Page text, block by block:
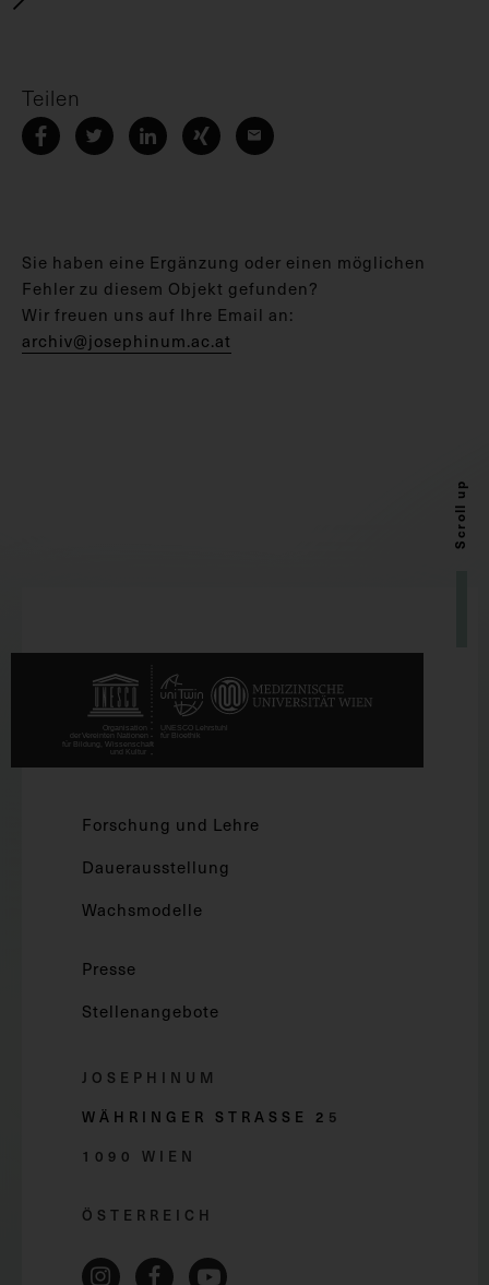
Teilen
Sie haben eine Ergänzung oder einen möglichen
Fehler zu diesem Objekt gefunden?
Wir freuen uns auf Ihre Email an:
archiv@josephinum.ac.at
Scroll up
Forschung und Lehre
Dauerausstellung
Wachsmodelle
Presse
Stellenangebote
JOSEPHINUM
WÄHRINGER STRASSE 2 5
1090 WIEN
ÖSTERREICH